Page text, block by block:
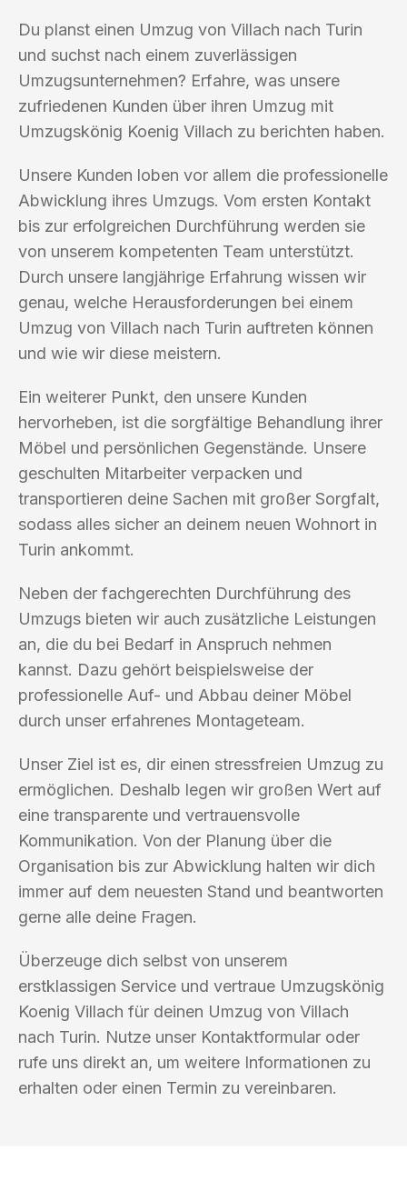
Du planst einen Umzug von Villach nach Turin
und suchst nach einem zuverlässigen
Umzugsunternehmen? Erfahre, was unsere
zufriedenen Kunden über ihren Umzug mit
Umzugskönig Koenig Villach zu berichten haben.
Unsere Kunden loben vor allem die professionelle
Abwicklung ihres Umzugs. Vom ersten Kontakt
bis zur erfolgreichen Durchführung werden sie
von unserem kompetenten Team unterstützt.
Durch unsere langjährige Erfahrung wissen wir
genau, welche Herausforderungen bei einem
Umzug von Villach nach Turin auftreten können
und wie wir diese meistern.
Ein weiterer Punkt, den unsere Kunden
hervorheben, ist die sorgfältige Behandlung ihrer
Möbel und persönlichen Gegenstände. Unsere
geschulten Mitarbeiter verpacken und
transportieren deine Sachen mit großer Sorgfalt,
sodass alles sicher an deinem neuen Wohnort in
Turin ankommt.
Neben der fachgerechten Durchführung des
Umzugs bieten wir auch zusätzliche Leistungen
an, die du bei Bedarf in Anspruch nehmen
kannst. Dazu gehört beispielsweise der
professionelle Auf- und Abbau deiner Möbel
durch unser erfahrenes Montageteam.
Unser Ziel ist es, dir einen stressfreien Umzug zu
ermöglichen. Deshalb legen wir großen Wert auf
eine transparente und vertrauensvolle
Kommunikation. Von der Planung über die
Organisation bis zur Abwicklung halten wir dich
immer auf dem neuesten Stand und beantworten
gerne alle deine Fragen.
Überzeuge dich selbst von unserem
erstklassigen Service und vertraue Umzugskönig
Koenig Villach für deinen Umzug von Villach
nach Turin. Nutze unser Kontaktformular oder
rufe uns direkt an, um weitere Informationen zu
erhalten oder einen Termin zu vereinbaren.